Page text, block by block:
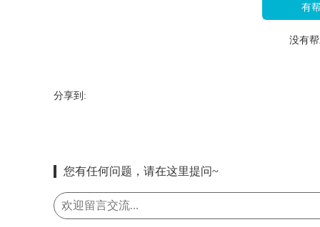
有
没有
分享到:
您有任何问题，请在这里提问~